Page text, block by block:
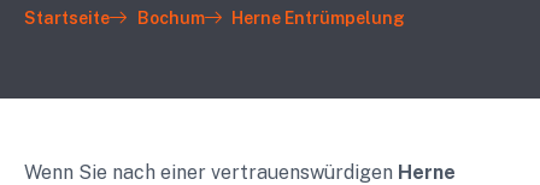
Startseite Bochum Herne Entrümpelung
Wenn Sie nach einer vertrauenswürdigen Herne